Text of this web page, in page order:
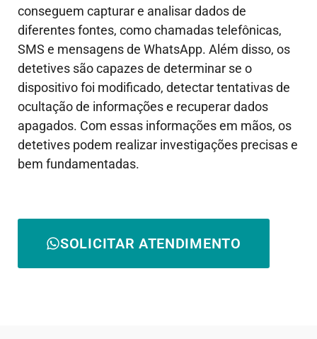
conseguem capturar e analisar dados de
diferentes fontes, como chamadas telefônicas,
SMS e mensagens de WhatsApp. Além disso, os
detetives são capazes de determinar se o
dispositivo foi modificado, detectar tentativas de
ocultação de informações e recuperar dados
apagados. Com essas informações em mãos, os
detetives podem realizar investigações precisas e
bem fundamentadas.
SOLICITAR ATENDIMENTO